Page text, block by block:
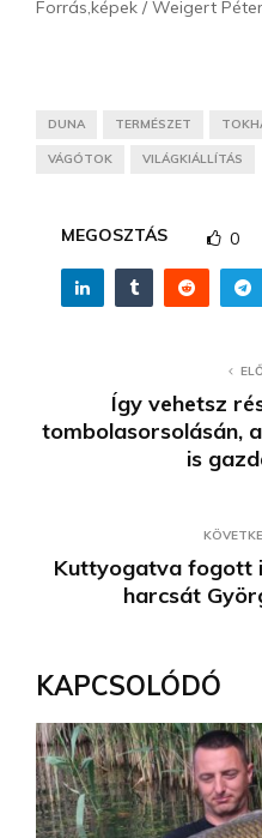
Forrás,képek / Weigert
DUNA TERMÉSZET
VÁGÓTOK VILÁGKIÁLLÍTÁS
MEGOSZTÁS 0
Így vehetsz
tombolasorsolásán,
is
Kuttyogatva fogott
harcsát
KAPCSOLÓDÓ